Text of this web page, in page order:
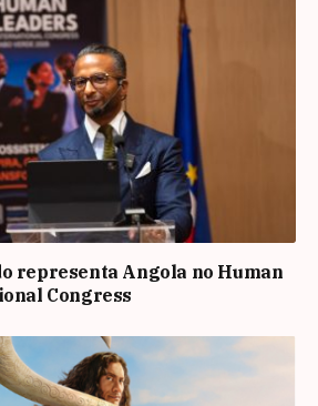
representa Angola no Human
Congress